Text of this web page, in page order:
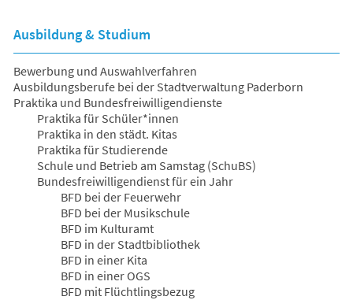
Ausbildung & Studium
Bewerbung und Auswahlverfahren
Ausbildungsberufe bei der Stadtverwaltung Paderborn
Praktika und Bundesfreiwilligendienste
Praktika für Schüler*innen
Praktika in den städt. Kitas
Praktika für Studierende
Schule und Betrieb am Samstag (SchuBS)
Bundesfreiwilligendienst für ein Jahr
BFD bei der Feuerwehr
BFD bei der Musikschule
BFD im Kulturamt
BFD in der Stadtbibliothek
BFD in einer Kita
BFD in einer OGS
BFD mit Flüchtlingsbezug